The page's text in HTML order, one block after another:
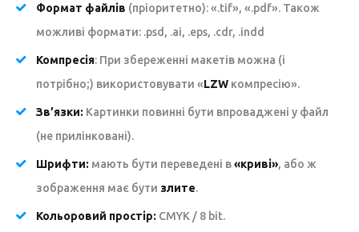
Формат файлів (пріоритетно): «.tif», «.pdf». Також
можливі формати: .psd, .ai, .eps, .cdr, .indd
Компресія: При збереженні макетів можна (і
потрібно;) використовувати «LZW компресію».
Зв’язки: Картинки повинні бути впроваджені у файл
(не прилінковані).
Шрифти: мають бути переведені в«криві», або ж
зображення має бути злите.
Кольоровий простір: CMYK / 8 bit.